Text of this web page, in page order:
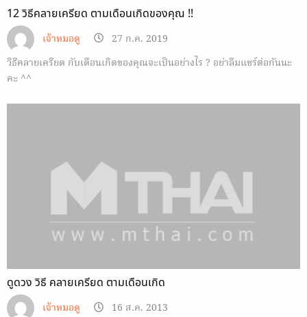
12 วิธีคลายเครียด ตามเดือนเกิดของคุณ !!
เจ้าหมอดู
27 ก.ค. 2019
วิธีคลายเครียด กับเดือนเกิดของคุณจะเป็นอย่างไร ? อย่าลืมแชร์ต่อกันนะ
คะ ^^
ดูดวง วิธี คลายเครียด ตามเดือนเกิด
เจ้าหมอดู
16 ส.ค. 2013